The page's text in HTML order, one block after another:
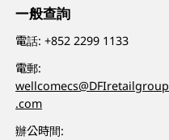
一般查詢
電話:+852 2299 1133
電郵:
wellcomecs@DFIretailgroup
.com
辦公時間: